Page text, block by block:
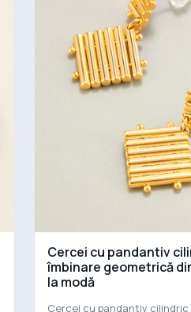
Cercei cu pandantiv
îmbinare geometrică
la modă
Cercei cu pandantiv cilindric